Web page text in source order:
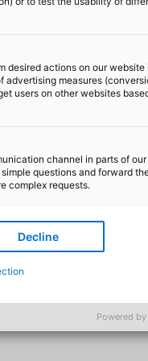
vieler
mit
zu sein und mit
zu haben,
Systeme ist dabei
desired actions on our website
advertising measures
users on other websites
channel in parts of our
questions and forward
complex requests.
Decline
Powered by